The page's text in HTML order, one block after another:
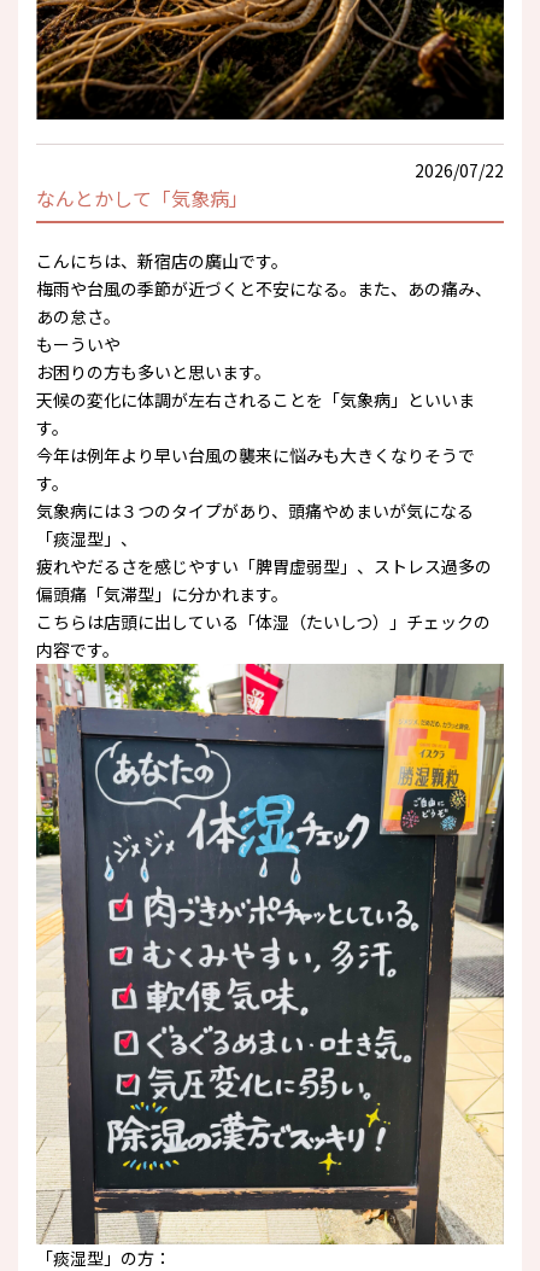
2026/07/22
なんとかして「気象病」
こんにちは、新宿店の廣山です。
梅雨や台風の季節が近づくと不安になる。また、あの痛み、
あの怠さ。
もーういや
お困りの方も多いと思います。
天候の変化に体調が左右されることを「気象病」といいま
す。
今年は例年より早い台風の襲来に悩みも大きくなりそうで
す。
気象病には３つのタイプがあり、頭痛やめまいが気になる
「痰湿型」、
疲れやだるさを感じやすい「脾胃虚弱型」、ストレス過多の
偏頭痛「気滞型」に分かれます。
こちらは店頭に出している「体湿（たいしつ）」チェックの
内容です。
「痰湿型」の方：